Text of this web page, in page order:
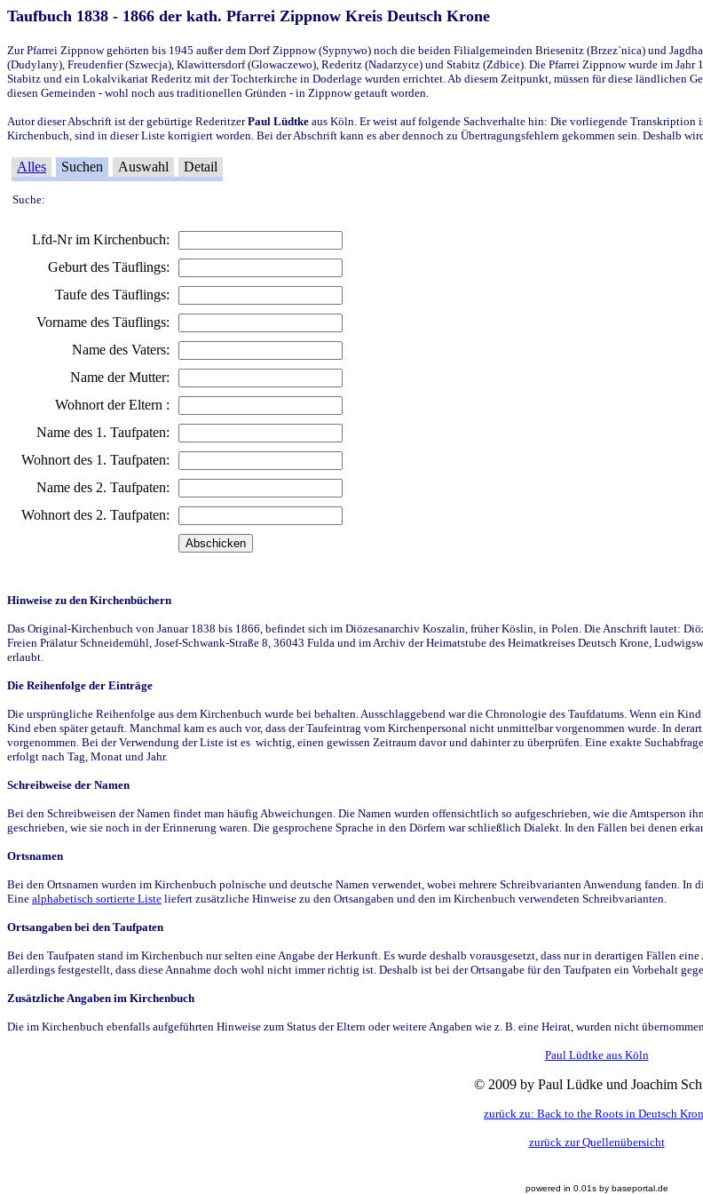
Taufbuch 1838 - 1866 der kath. Pfarrei Zippnow Kreis Deutsch Krone
Zur Pfarrei Zippnow gehörten bis 1945 außer dem Dorf Zippnow (Sypnywo) noch die beiden Filialgemeinden Briesenitz (Brzez`nica) und
(Dudylany), Freudenfier (Szwecja), Klawittersdorf (Glowaczewo), Rederitz (Nadarzyce) und Stabitz (Zdbice). Die Pfarrei Zippnow wurde im
Stabitz und ein Lokalvikariat Rederitz mit der Tochterkirche in Doderlage wurden errichtet. Ab diesem Zeitpunkt, müssen für diese ländlichen
diesen Gemeinden - wohl noch aus traditionellen Gründen - in Zippnow getauft worden.
Autor dieser Abschrift ist der gebürtige RederitzerPaul Lüdtke aus Köln. Er weist auf folgende Sachverhalte hin: Die vorliegende
Kirchenbuch, sind in dieser Liste korrigiert worden. Bei der Abschrift kann es aber dennoch zu Übertragungsfehlern gekommen sein. Deshalb
Alles Suchen Auswahl Detail
Suche:
Lfd-Nr im Kirchenbuch:
Geburt des Täuflings:
Taufe des Täuflings:
Vorname des Täuflings:
Name des Vaters:
Name der Mutter:
Wohnort der Eltern :
Name des 1. Taufpaten:
Wohnort des 1. Taufpaten:
Name des 2. Taufpaten:
Wohnort des 2. Taufpaten:
Hinweise zu den Kirchenbüchern
Das Original-Kirchenbuch von Januar 1838 bis 1866, befindet sich im Diözesanarchiv Koszalin, früher Köslin, in Polen. Die Anschrift lautet:
Freien Prälatur Schneidemühl, Josef-Schwank-Straße 8, 36043 Fulda und im Archiv der Heimatstube des Heimatkreises Deutsch Krone,
erlaubt.
Die Reihenfolge der Einträge
Die ursprüngliche Reihenfolge aus dem Kirchenbuch wurde bei behalten. Ausschlaggebend war die Chronologie des Taufdatums. Wenn ein
Kind eben später getauft. Manchmal kam es auch vor, dass der Taufeintrag vom Kirchenpersonal nicht unmittelbar vorgenommen wurde. In
vorgenommen. Bei der Verwendung der Liste ist es wichtig, einen gewissen Zeitraum davor und dahinter zu überprüfen. Eine exakte
erfolgt nach Tag, Monat und Jahr.
Schreibweise der Namen
Bei den Schreibweisen der Namen findet man häufig Abweichungen. Die Namen wurden offensichtlich so aufgeschrieben, wie die Amtsperson
geschrieben, wie sie noch in der Erinnerung waren. Die gesprochene Sprache in den Dörfern war schließlich Dialekt. In den Fällen bei denen
Ortsnamen
Bei den Ortsnamen wurden im Kirchenbuch polnische und deutsche Namen verwendet, wobei mehrere Schreibvarianten Anwendung fanden. In
Eine alphabetisch sortierte Liste liefert zusätzliche Hinweise zu den Ortsangaben und den im Kirchenbuch verwendeten Schreibvarianten.
Ortsangaben bei den Taufpaten
Bei den Taufpaten stand im Kirchenbuch nur selten eine Angabe der Herkunft. Es wurde deshalb vorausgesetzt, dass nur in derartigen Fällen
allerdings festgestellt, dass diese Annahme doch wohl nicht immer richtig ist. Deshalb ist bei der Ortsangabe für den Taufpaten ein Vorbehalt
Zusätzliche Angaben im Kirchenbuch
Die im Kirchenbuch ebenfalls aufgeführten Hinweise zum Status der Eltern oder weitere Angaben wie z. B. eine Heirat, wurden nicht übernommen.
Paul Lüdtke aus Köln
© 2009 by Paul Lüdke und Joachim
zurück zu: Back to the Roots in Deutsch
zurück zur Quellenübersicht
powered in 0.01s by baseportal.de